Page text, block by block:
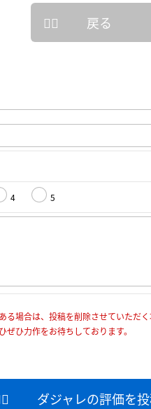
戻る
4 5
場合は、投稿を削除させていただ
ひ力作をお待ちしております。
ダジャレの評価を